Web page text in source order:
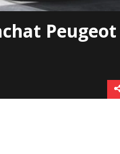
Peugeot